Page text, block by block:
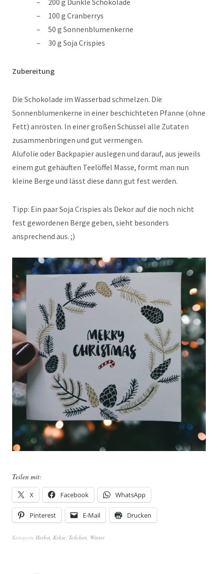
200 g Dunkle Schokolade
100 g Cranberrys
50 g Sonnenblumenkerne
30 g Soja Crispies
Zubereitung
Die Schokolade im Wasserbad schmelzen. Die
Sonnenblumenkerne in einer beschichteten Pfanne (ohne
Fett) anrösten. In einer großen Schüssel alle Zutaten
zusammenbringen und gut vermengen.
Alufolie oder Backpapier auslegen und darauf, aus jeweils
einem gut gehäuften Teelöffel Masse, formt man nun
kleine Berge und lässt diese dann gut fest werden.
Tipp: Ein paar Soja Crispies als Dekor auf die noch nicht
fest gewordenen Berge geben, sieht besonders
ansprechend aus. ;)
Teilen mit:
X Facebook WhatsApp
Pinterest E-Mail Drucken
Kategorie Herbst, Kekse, Teilchen, Winter